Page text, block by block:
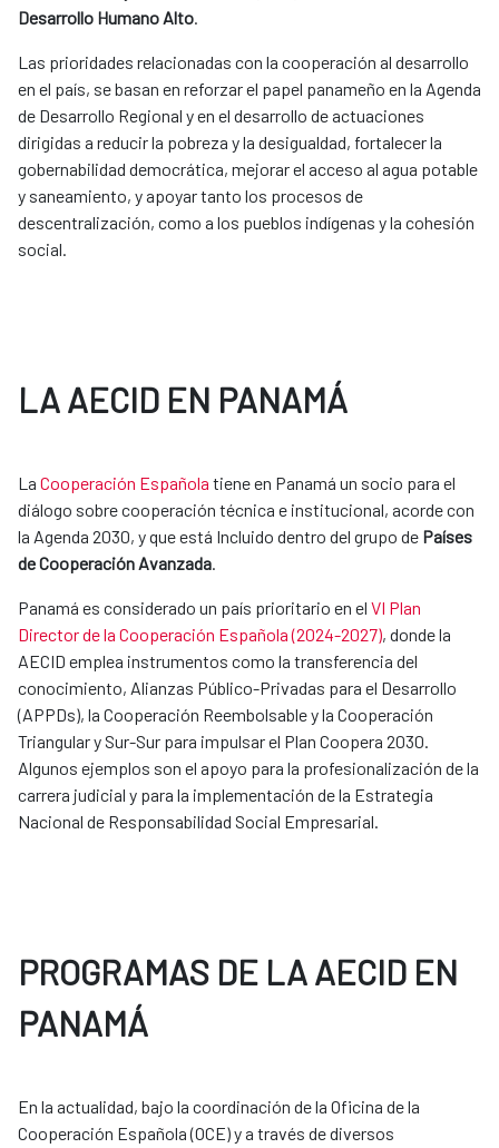
Desarrollo Humano Alto.
Las prioridades relacionadas con la cooperación al desarrollo
en el país, se basan en reforzar el papel panameño en la Agenda
de Desarrollo Regional y en el desarrollo de actuaciones
dirigidas a reducir la pobreza y la desigualdad, fortalecer la
gobernabilidad democrática, mejorar el acceso al agua potable
y saneamiento, y apoyar tanto los procesos de
descentralización, como a los pueblos indígenas y la cohesión
social.
LA AECID EN PANAMÁ
La Cooperación Española tiene en Panamá un socio para el
diálogo sobre cooperación técnica e institucional, acorde con
la Agenda 2030, y que está Incluido dentro del grupo de Países
de Cooperación Avanzada.
Panamá es considerado un país prioritario en el VI Plan
Director de la Cooperación Española (2024-2027), donde la
AECID emplea instrumentos como la transferencia del
conocimiento, Alianzas Público-Privadas para el Desarrollo
(APPDs), la Cooperación Reembolsable y la Cooperación
Triangular y Sur-Sur para impulsar el Plan Coopera 2030.
Algunos ejemplos son el apoyo para la profesionalización de la
carrera judicial y para la implementación de la Estrategia
Nacional de Responsabilidad Social Empresarial.
PROGRAMAS DE LA AECID EN
PANAMÁ
En la actualidad, bajo la coordinación de la Oficina de la
Cooperación Española (OCE) y a través de diversos